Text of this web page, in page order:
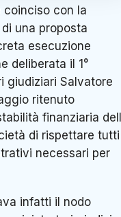
coinciso con la
una proposta
esecuzione
deliberata il 1°
giudiziari Salvatore
ritenuto
finanziaria
di rispettare tutti
necessari per
infatti il nodo